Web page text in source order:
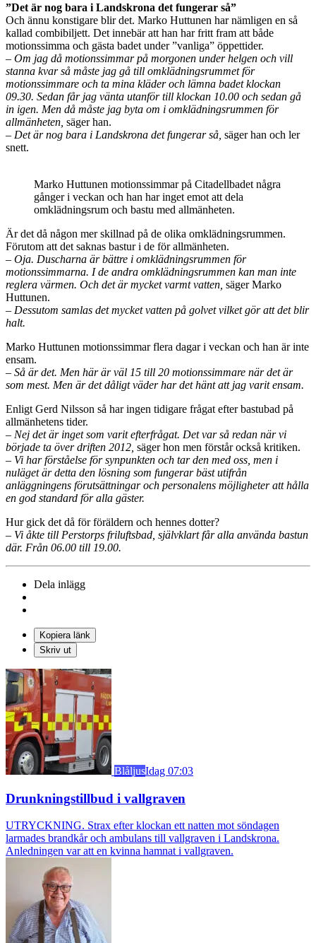
”Det är nog bara i Landskrona det fungerar så”
Och ännu konstigare blir det. Marko Huttunen har nämligen en så
kallad combibiljett. Det innebär att han har fritt fram att både
motionssimma och gästa badet under ”vanliga” öppettider.
– Om jag då motionssimmar på morgonen under helgen och vill
stanna kvar så måste jag gå till omklädningsrummet för
motionssimmare och ta mina kläder och lämna badet klockan
09.30. Sedan får jag vänta utanför till klockan 10.00 och sedan gå
in igen. Men då måste jag byta om i omklädningsrummen för
allmänheten, säger han.
– Det är nog bara i Landskrona det fungerar så, säger han och ler
snett.
Marko Huttunen motionssimmar på Citadellbadet några
gånger i veckan och han har inget emot att dela
omklädningsrum och bastu med allmänheten.
Är det då någon mer skillnad på de olika omklädningsrummen.
Förutom att det saknas bastur i de för allmänheten.
– Oja. Duscharna är bättre i omklädningsrummen för
motionssimmarna. I de andra omklädningsrummen kan man inte
reglera värmen. Och det är mycket varmt vatten, säger Marko
Huttunen.
– Dessutom samlas det mycket vatten på golvet vilket gör att det blir
halt.
Marko Huttunen motionssimmar flera dagar i veckan och han är inte
ensam.
– Så är det. Men här är väl 15 till 20 motionssimmare när det är
som mest. Men är det dåligt väder har det hänt att jag varit ensam.
Enligt Gerd Nilsson så har ingen tidigare frågat efter bastubad på
allmänhetens tider.
– Nej det är inget som varit efterfrågat. Det var så redan när vi
började ta över driften 2012, säger hon men förstår också kritiken.
– Vi har förståelse för synpunkten och tar den med oss, men i
nuläget är detta den lösning som fungerar bäst utifrån
anläggningens förutsättningar och personalens möjligheter att hålla
en god standard för alla gäster.
Hur gick det då för föräldern och hennes dotter?
– Vi åkte till Perstorps friluftsbad, självklart får alla använda bastun
där. Från 06.00 till 19.00.
Dela inlägg
Kopiera länk
Skriv ut
BlåljusIdag 07:03
Drunkningstillbud i vallgraven
UTRYCKNING. Strax efter klockan ett natten mot söndagen
larmades brandkår och ambulans till vallgraven i Landskrona.
Anledningen var att en kvinna hamnat i vallgraven.